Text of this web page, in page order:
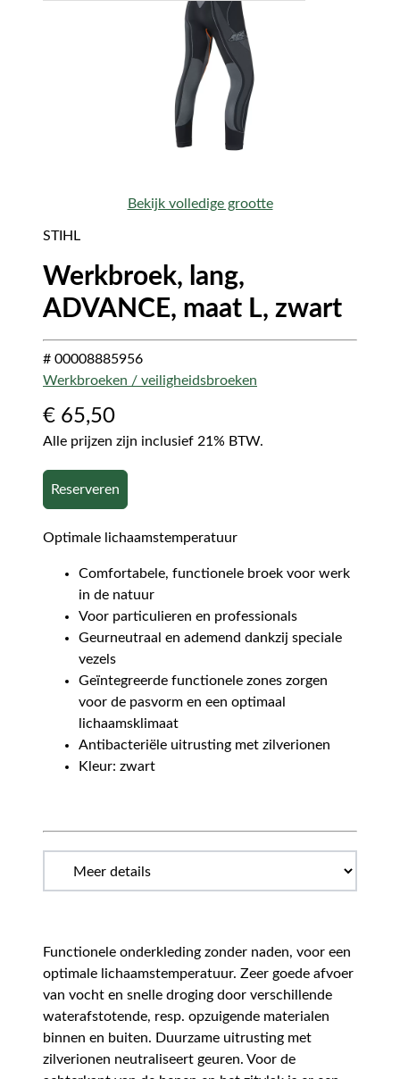
Bekijk volledige grootte
STIHL
Werkbroek, lang,
ADVANCE, maat L, zwart
# 00008885956
Werkbroeken / veiligheidsbroeken
€ 65,50
Alle prijzen zijn inclusief 21% BTW.
Reserveren
Optimale lichaamstemperatuur
Comfortabele, functionele broek voor werk
in de natuur
Voor particulieren en professionals
Geurneutraal en ademend dankzij speciale
vezels
Geïntegreerde functionele zones zorgen
voor de pasvorm en een optimaal
lichaamsklimaat
Antibacteriële uitrusting met zilverionen
Kleur: zwart
Functionele onderkleding zonder naden, voor een
optimale lichaamstemperatuur. Zeer goede afvoer
van vocht en snelle droging door verschillende
waterafstotende, resp. opzuigende materialen
binnen en buiten. Duurzame uitrusting met
zilverionen neutraliseert geuren. Voor de